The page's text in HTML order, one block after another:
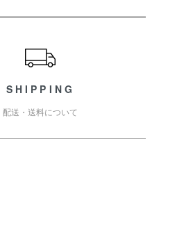
SHIPPING
配送・送料について